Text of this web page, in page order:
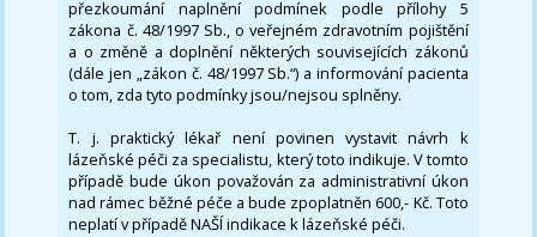
přezkoumání naplnění podmínek podle přílohy 5
zákona č. 48/1997 Sb., o veřejném zdravotním pojištění
a o změně a doplnění některých souvisejících zákonů
(dále jen „zákon č. 48/1997 Sb.“) a informování pacienta
o tom, zda tyto podmínky jsou/nejsou splněny.
T. j. praktický lékař není povinen vystavit návrh k
lázeňské péči za specialistu, který toto indikuje. V tomto
případě bude úkon považován za administrativní úkon
nad rámec běžné péče a bude zpoplatněn 600,- Kč. Toto
neplatí v případě NAŠÍ indikace k lázeňské péči.